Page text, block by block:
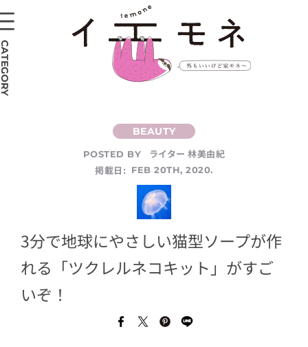
POSTED BY
ライター 林美由紀
掲載日:
FEB 20TH, 2020.
3分で地球にやさしい猫型ソープが作
れる「ツクレルネコキット」がすご
いぞ！